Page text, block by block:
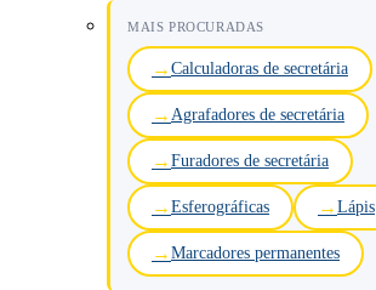
MAIS PROCURADAS
Calculadoras de secretária
Agrafadores de secretária
Furadores de secretária
Esferográficas Lápis
Marcadores permanentes